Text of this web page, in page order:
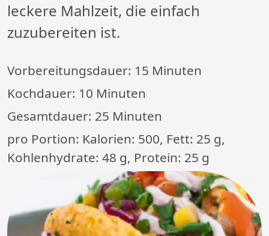
leckere Mahlzeit, die einfach
zuzubereiten ist.
Vorbereitungsdauer: 15 Minuten
Kochdauer: 10 Minuten
Gesamtdauer: 25 Minuten
pro Portion: Kalorien: 500, Fett: 25 g,
Kohlenhydrate: 48 g, Protein: 25 g